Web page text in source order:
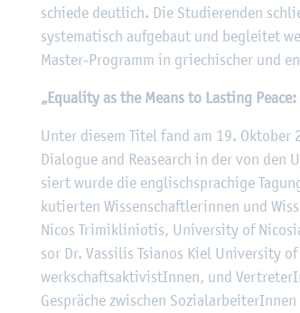
schie­de deut­lich. Die Stu­die­ren­den
sys­te­ma­tisch auf­ge­baut und be­glei­tet
Mas­ter-Pro­gramm in grie­chi­scher und
„Equa­li­ty as the Means to Las­ting
Unter die­sem Titel fand am 19.
Dia­lo­gue and Rea­se­arch in der von
siert wurde die eng­lisch­spra­chi­ge
ku­tier­ten Wis­sen­schaft­le­rin­nen und
Nicos Tri­mi­kli­nio­tis, Uni­ver­si­ty of
sor Dr. Vas­si­lis Tsia­nos Kiel Uni­ver­si­ty
werk­schafts­ak­ti­vis­tIn­nen, und
Ge­sprä­che zwi­schen